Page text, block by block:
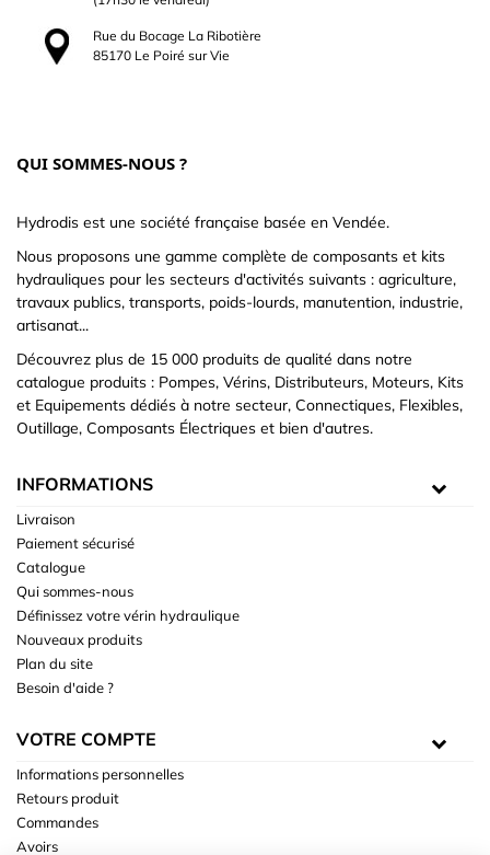
Rue du Bocage La Ribotière
85170 Le Poiré sur Vie
QUI SOMMES-NOUS ?
Hydrodis est une société française basée en Vendée.
Nous proposons une gamme complète de composants et kits
hydrauliques pour les secteurs d'activités suivants : agriculture,
travaux publics, transports, poids-lourds, manutention, industrie,
artisanat...
Découvrez plus de 15 000 produits de qualité dans notre
catalogue produits : Pompes, Vérins, Distributeurs, Moteurs, Kits
et Equipements dédiés à notre secteur, Connectiques, Flexibles,
Outillage, Composants Électriques et bien d'autres.
INFORMATIONS
Livraison
Paiement sécurisé
Catalogue
Qui sommes-nous
Définissez votre vérin hydraulique
Nouveaux produits
Plan du site
Besoin d'aide ?
VOTRE COMPTE
Informations personnelles
Retours produit
Commandes
Avoirs